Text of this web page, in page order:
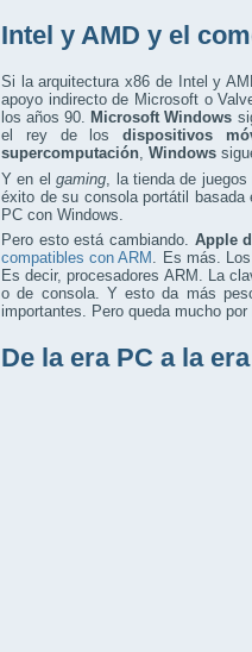
Intel y AMD y el
Si la arquitectura x86 de Intel y
apoyo indirecto de Microsoft o
los años 90. Microsoft Windows
el rey de losdispositivos
supercomputación, Windows
Y en elgaming , la tienda de
éxito de su consola portátil basada
PC con Windows.
Pero esto está cambiando. Apple
compatibles con ARM . Es más.
Es decir, procesadores ARM. La
o de consola. Y esto da más
importantes. Pero queda mucho por
De la era PC a la